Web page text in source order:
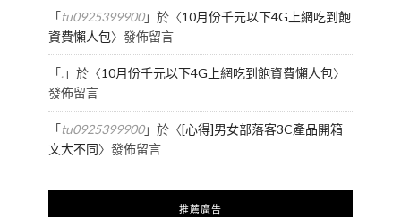
「tu0925399900」於〈10月份千元以下4G上網吃到飽
資費懶人包〉發佈留言
「.」於〈10月份千元以下4G上網吃到飽資費懶人包〉
發佈留言
「tu0925399900」於〈[心得]男女部落客3C產品開箱
文大不同〉發佈留言
推薦廣告